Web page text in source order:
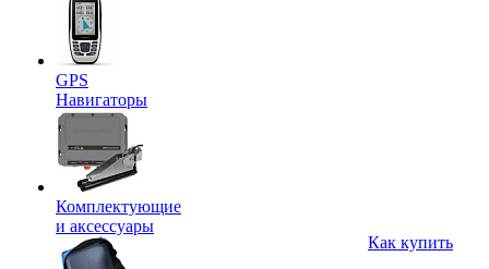
GPS
Навигаторы
Комплектующие
и аксессуары
Как купить